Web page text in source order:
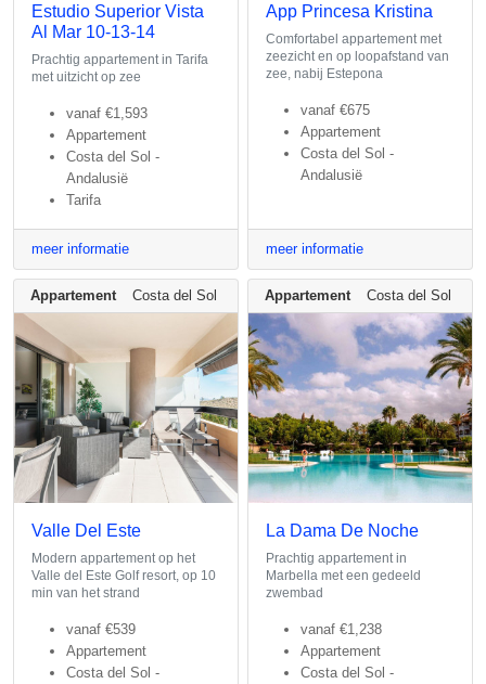
Estudio Superior Vista
Al Mar 10-13-14
Prachtig appartement in Tarifa
met uitzicht op zee
vanaf €1,593
Appartement
Costa del Sol -
Andalusië
Tarifa
meer informatie
App Princesa Kristina
Comfortabel appartement met
zeezicht en op loopafstand van
zee, nabij Estepona
vanaf €675
Appartement
Costa del Sol -
Andalusië
meer informatie
Appartement Costa del Sol - Andalusië
Valle Del Este
Modern appartement op het
Valle del Este Golf resort, op 10
min van het strand
vanaf €539
Appartement
Costa del Sol -
Appartement Costa del Sol -
La Dama De Noche
Prachtig appartement in
Marbella met een gedeeld
zwembad
vanaf €1,238
Appartement
Costa del Sol -